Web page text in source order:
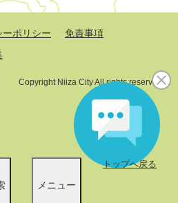
メニュー
トップへ戻る
ーポリシー
免責事項
Copyright Niiza City All rights reserved.